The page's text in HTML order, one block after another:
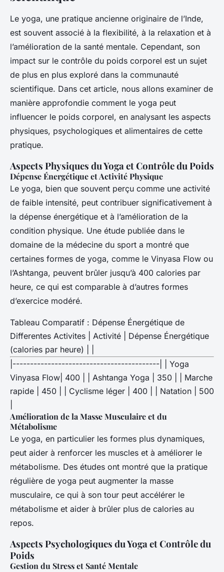
Le yoga, une pratique ancienne originaire de l’Inde,
est souvent associé à la flexibilité, à la relaxation et à
l’amélioration de la santé mentale. Cependant, son
impact sur le contrôle du poids corporel est un sujet
de plus en plus exploré dans la communauté
scientifique. Dans cet article, nous allons examiner de
manière approfondie comment le yoga peut
influencer le poids corporel, en analysant les aspects
physiques, psychologiques et alimentaires de cette
pratique.
Aspects Physiques du Yoga et Contrôle du Poids
Dépense Énergétique et Activité Physique
Le yoga, bien que souvent perçu comme une activité
de faible intensité, peut contribuer significativement à
la dépense énergétique et à l’amélioration de la
condition physique. Une étude publiée dans le
domaine de la médecine du sport a montré que
certaines formes de yoga, comme le Vinyasa Flow ou
l’Ashtanga, peuvent brûler jusqu’à 400 calories par
heure, ce qui est comparable à d’autres formes
d’exercice modéré.
Tableau Comparatif : Dépense Énergétique de
Differentes Activites | Activité | Dépense Énergétique
(calories par heure) | |
|------------------------------------------| | Yoga
Vinyasa Flow| 400 | | Ashtanga Yoga | 350 | | Marche
rapide | 450 | | Cyclisme léger | 400 | | Natation | 500
Amélioration de la Masse Musculaire et du
Métabolisme
Le yoga, en particulier les formes plus dynamiques,
peut aider à renforcer les muscles et à améliorer le
métabolisme. Des études ont montré que la pratique
régulière de yoga peut augmenter la masse
musculaire, ce qui à son tour peut accélérer le
métabolisme et aider à brûler plus de calories au
repos.
Aspects Psychologiques du Yoga et Contrôle du
Poids
Gestion du Stress et Santé Mentale